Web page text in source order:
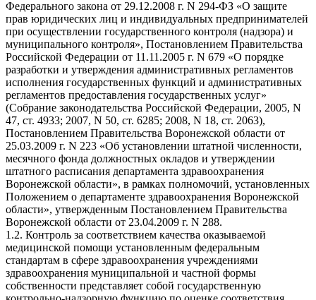
Федерального закона от 29.12.2008 г. N 294-ФЗ «О защите
прав юридических лиц и индивидуальных предпринимателей
при осуществлении государственного контроля (надзора) и
муниципального контроля», Постановлением Правительства
Российской Федерации от 11.11.2005 г. N 679 «О порядке
разработки и утверждения административных регламентов
исполнения государственных функций и административных
регламентов предоставления государственных услуг»
(Собрание законодательства Российской Федерации, 2005, N
47, ст. 4933; 2007, N 50, ст. 6285; 2008, N 18, ст. 2063),
Постановлением Правительства Воронежской области от
25.03.2009 г. N 223 «Об установлении штатной численности,
месячного фонда должностных окладов и утверждении
штатного расписания департамента здравоохранения
Воронежской области», в рамках полномочий, установленных
Положением о департаменте здравоохранения Воронежской
области», утвержденным Постановлением Правительства
Воронежской области от 23.04.2009 г. N 288.
1.2. Контроль за соответствием качества оказываемой
медицинской помощи установленным федеральным
стандартам в сфере здравоохранения учреждениями
здравоохранения муниципальной и частной формы
собственности представляет собой государственную